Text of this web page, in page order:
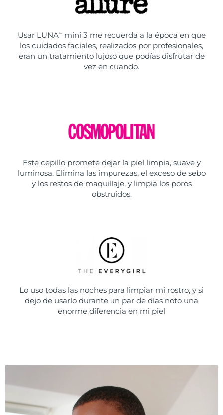
Usar LUNATMmini 3 me recuerda a la época en que
los cuidados faciales, realizados por profesionales,
eran un tratamiento lujoso que podías disfrutar de
vez en cuando.
Este cepillo promete dejar la piel limpia, suave y
luminosa. Elimina las impurezas, el exceso de sebo
y los restos de maquillaje, y limpia los poros
obstruidos.
Lo uso todas las noches para limpiar mi rostro, y si
dejo de usarlo durante un par de días noto una
enorme diferencia en mi piel